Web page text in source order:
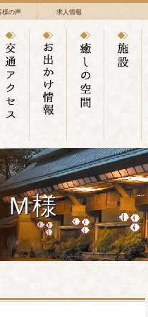
様の声 求人情報
様